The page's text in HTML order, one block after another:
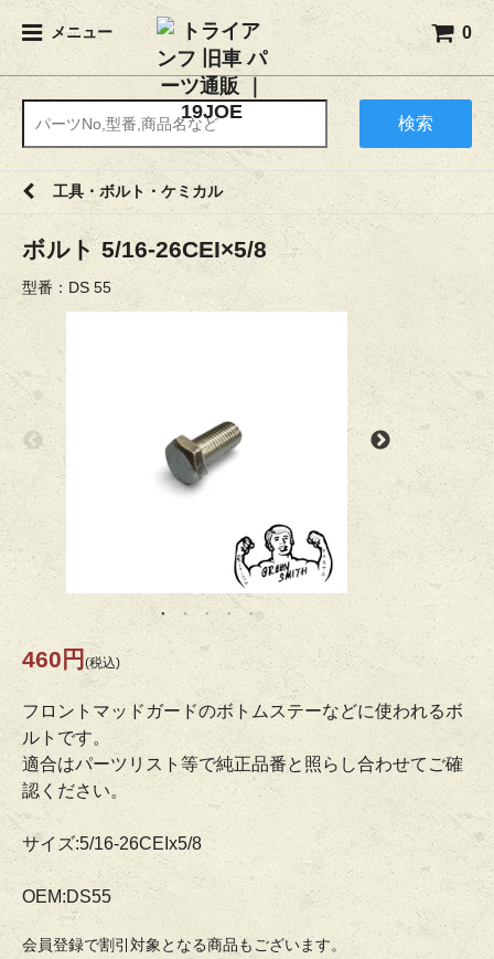
メニュー 0
検索
工具・ボルト・ケミカル
ボルト 5/16-26CEI×5/8
型番：DS 55
460円 (税込)
フロントマッドガードのボトムステーなどに使われるボ
ルトです。
適合はパーツリスト等で純正品番と照らし合わせてご確
認ください。
サイズ:5/16-26CEIx5/8
OEM:DS55
会員登録で割引対象となる商品もございます。